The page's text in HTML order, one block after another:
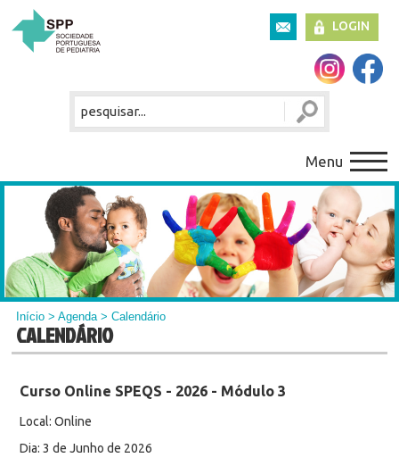
LOGIN
Menu
Início >Agenda> Calendário
CALENDÁRIO
Curso Online SPEQS - 2026 - Módulo 3
Local: Online
Dia: 3 de Junho de 2026